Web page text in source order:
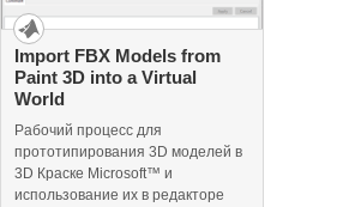
Import FBX Models from
Paint 3D into a Virtual
World
Рабочий процесс для
прототипирования 3D моделей в
3D Краске Microsoft™ и
использование их в редакторе